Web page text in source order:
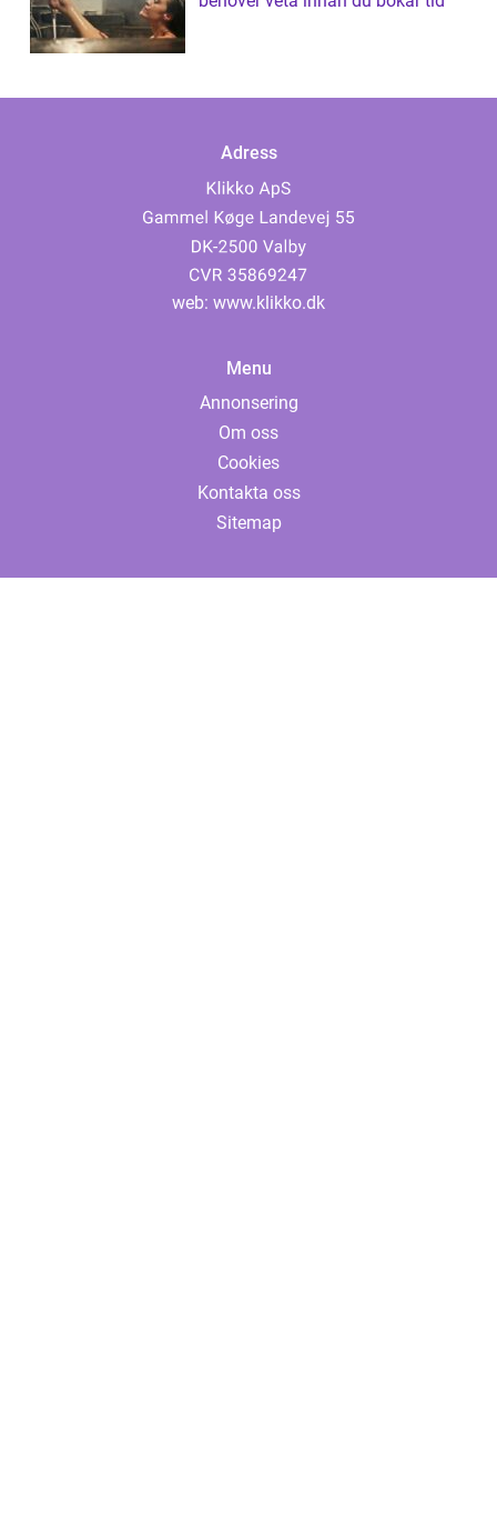
Adress
web: www.klikko.dk
Menu
Annonsering
Om oss
Cookies
Kontakta oss
Sitemap